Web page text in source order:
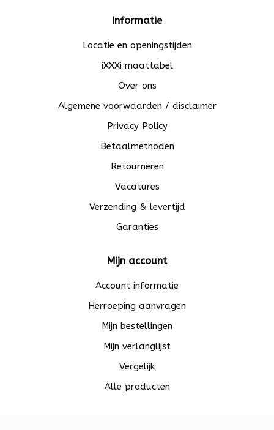
Informatie
Locatie en openingstijden
iXXXi maattabel
Over ons
Algemene voorwaarden / disclaimer
Privacy Policy
Betaalmethoden
Retourneren
Vacatures
Verzending & levertijd
Garanties
Mijn account
Account informatie
Herroeping aanvragen
Mijn bestellingen
Mijn verlanglijst
Vergelijk
Alle producten